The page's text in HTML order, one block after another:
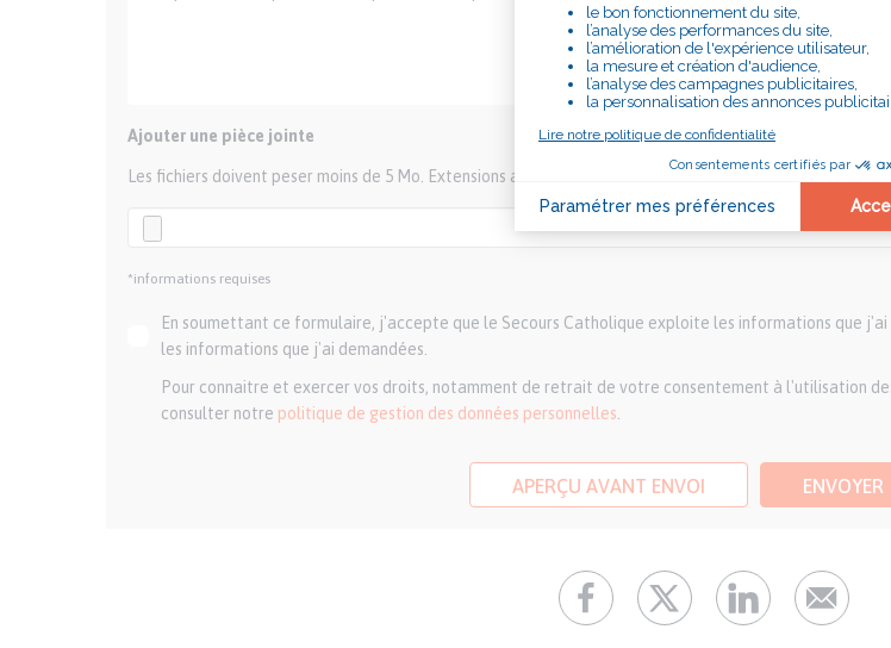
Ajouter une pièce jointe
Les fichiers doivent peser moins de 5 Mo. Extensions autorisées : rtf pdf doc docx odt.
*informations requises
En soumettant ce formulaire, j'accepte que le Secours Catholique exploite les informations que
les informations que j'ai demandées.
Pour connaitre et exercer vos droits, notamment de retrait de votre consentement à l'utilisation
consulter notre politique de gestion des données personnelles
APERÇU AVANT ENVOI ENVOYER